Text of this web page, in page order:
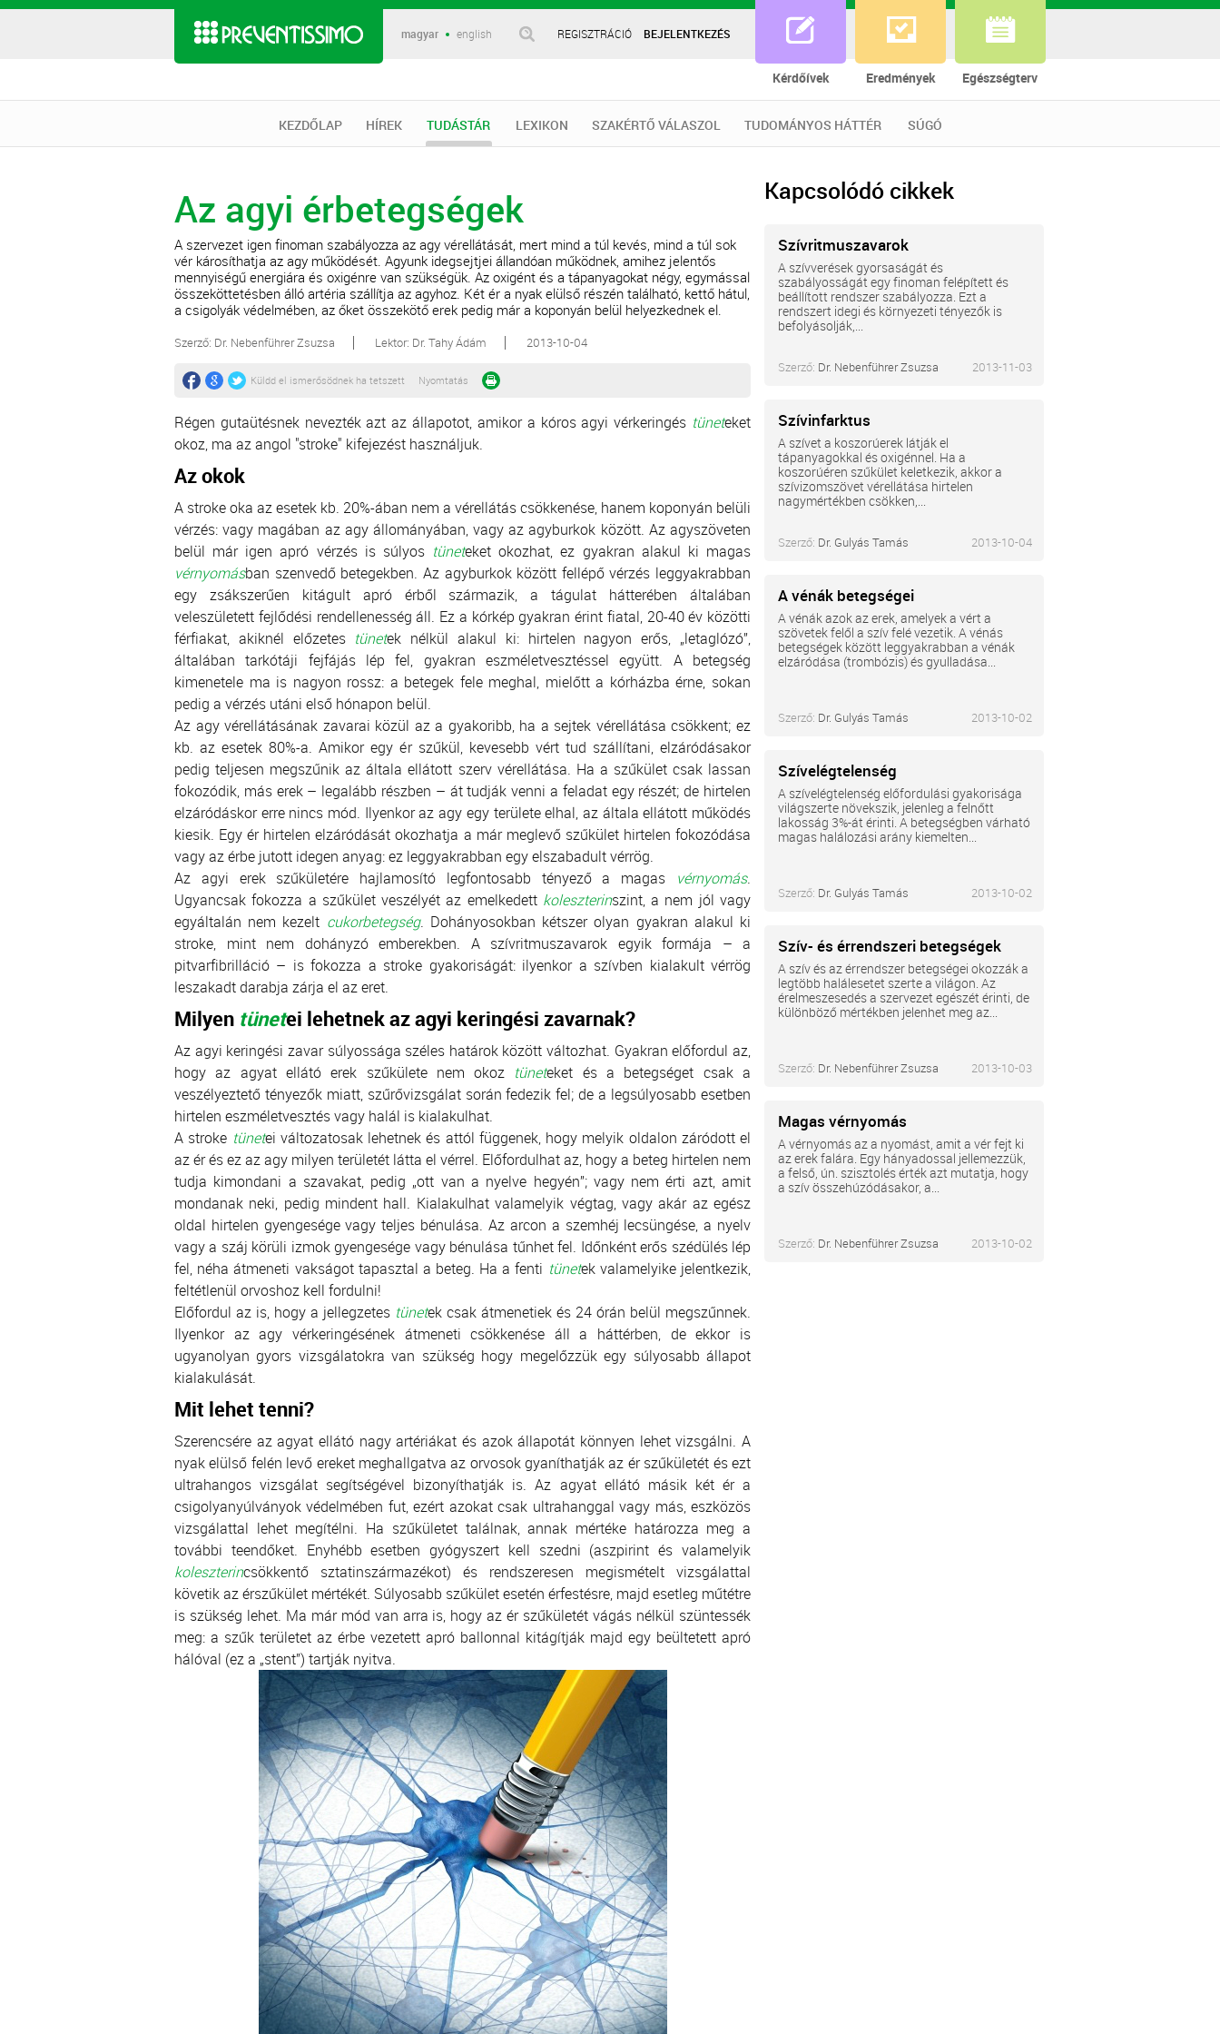
magyar english REGISZTRÁCIÓ BEJELENTKEZÉS
Kérdőívek Eredmények Egészségterv
KEZDŐLAP HÍREK TUDÁSTÁR LEXIKON SZAKÉRTŐ VÁLASZOL TUDOMÁNYOS HÁTTÉR SÚGÓ
Az agyi érbetegségek
A szervezet igen finoman szabályozza az agy vérellátását, mert mind a túl kevés, mind a túl sok
vér károsíthatja az agy működését. Agyunk idegsejtjei állandóan működnek, amihez jelentős
mennyiségű energiára és oxigénre van szükségük. Az oxigént és a tápanyagokat négy, egymással
összeköttetésben álló artéria szállítja az agyhoz. Két ér a nyak elülső részén található, kettő hátul,
a csigolyák védelmében, az őket összekötő erek pedig már a koponyán belül helyezkednek el.
Szerző: Dr. Nebenführer Zsuzsa Lektor: Dr. Tahy Ádám 2013-10-04
Küldd el ismerősödnek ha tetszett Nyomtatás
Régen gutaütésnek nevezték azt az állapotot, amikor a kóros agyi vérkeringés tüneteket
okoz, ma az angol "stroke" kifejezést használjuk.
Az okok
A stroke oka az esetek kb. 20%-ában nem a vérellátás csökkenése, hanem koponyán belüli
vérzés: vagy magában az agy állományában, vagy az agyburkok között. Az agyszöveten
belül már igen apró vérzés is súlyos tüneteket okozhat, ez gyakran alakul ki magas
vérnyomásban szenvedő betegekben. Az agyburkok között fellépő vérzés leggyakrabban
egy zsákszerűen kitágult apró érből származik, a tágulat hátterében általában
veleszületett fejlődési rendellenesség áll. Ez a kórkép gyakran érint fiatal, 20-40 év közötti
férfiakat, akiknél előzetes tünetek nélkül alakul ki: hirtelen nagyon erős, „letaglózó”,
általában tarkótáji fejfájás lép fel, gyakran eszméletvesztéssel együtt. A betegség
kimenetele ma is nagyon rossz: a betegek fele meghal, mielőtt a kórházba érne, sokan
pedig a vérzés utáni első hónapon belül.
Az agy vérellátásának zavarai közül az a gyakoribb, ha a sejtek vérellátása csökkent; ez
kb. az esetek 80%-a. Amikor egy ér szűkül, kevesebb vért tud szállítani, elzáródásakor
pedig teljesen megszűnik az általa ellátott szerv vérellátása. Ha a szűkület csak lassan
fokozódik, más erek – legalább részben – át tudják venni a feladat egy részét; de hirtelen
elzáródáskor erre nincs mód. Ilyenkor az agy egy területe elhal, az általa ellátott működés
kiesik. Egy ér hirtelen elzáródását okozhatja a már meglevő szűkület hirtelen fokozódása
vagy az érbe jutott idegen anyag: ez leggyakrabban egy elszabadult vérrög.
Az agyi erek szűkületére hajlamosító legfontosabb tényező a magas vérnyomás.
Ugyancsak fokozza a szűkület veszélyét az emelkedett koleszterinszint, a nem jól vagy
egyáltalán nem kezelt cukorbetegség. Dohányosokban kétszer olyan gyakran alakul ki
stroke, mint nem dohányzó emberekben. A szívritmuszavarok egyik formája – a
pitvarfibrilláció – is fokozza a stroke gyakoriságát: ilyenkor a szívben kialakult vérrög
leszakadt darabja zárja el az eret.
Milyen tünetei lehetnek az agyi keringési zavarnak?
Az agyi keringési zavar súlyossága széles határok között változhat. Gyakran előfordul az,
hogy az agyat ellátó erek szűkülete nem okoz tüneteket és a betegséget csak a
veszélyeztető tényezők miatt, szűrővizsgálat során fedezik fel; de a legsúlyosabb esetben
hirtelen eszméletvesztés vagy halál is kialakulhat.
A stroke tünetei változatosak lehetnek és attól függenek, hogy melyik oldalon záródott el
az ér és ez az agy milyen területét látta el vérrel. Előfordulhat az, hogy a beteg hirtelen nem
tudja kimondani a szavakat, pedig „ott van a nyelve hegyén”; vagy nem érti azt, amit
mondanak neki, pedig mindent hall. Kialakulhat valamelyik végtag, vagy akár az egész
oldal hirtelen gyengesége vagy teljes bénulása. Az arcon a szemhéj lecsüngése, a nyelv
vagy a száj körüli izmok gyengesége vagy bénulása tűnhet fel. Időnként erős szédülés lép
fel, néha átmeneti vakságot tapasztal a beteg. Ha a fenti tünetek valamelyike jelentkezik,
feltétlenül orvoshoz kell fordulni!
Előfordul az is, hogy a jellegzetes tünetek csak átmenetiek és 24 órán belül megszűnnek.
Ilyenkor az agy vérkeringésének átmeneti csökkenése áll a háttérben, de ekkor is
ugyanolyan gyors vizsgálatokra van szükség hogy megelőzzük egy súlyosabb állapot
kialakulását.
Mit lehet tenni?
Szerencsére az agyat ellátó nagy artériákat és azok állapotát könnyen lehet vizsgálni. A
nyak elülső felén levő ereket meghallgatva az orvosok gyaníthatják az ér szűkületét és ezt
ultrahangos vizsgálat segítségével bizonyíthatják is. Az agyat ellátó másik két ér a
csigolyanyúlványok védelmében fut, ezért azokat csak ultrahanggal vagy más, eszközös
vizsgálattal lehet megítélni. Ha szűkületet találnak, annak mértéke határozza meg a
további teendőket. Enyhébb esetben gyógyszert kell szedni (aszpirint és valamelyik
koleszterincsökkentő sztatinszármazékot) és rendszeresen megismételt vizsgálattal
követik az érszűkület mértékét. Súlyosabb szűkület esetén érfestésre, majd esetleg műtétre
is szükség lehet. Ma már mód van arra is, hogy az ér szűkületét vágás nélkül szüntessék
meg: a szűk területet az érbe vezetett apró ballonnal kitágítják majd egy beültetett apró
hálóval (ez a „stent”) tartják nyitva.
Kapcsolódó cikkek
Szívritmuszavarok
A szívverések gyorsaságát és
szabályosságát egy finoman felépített és
beállított rendszer szabályozza. Ezt a
rendszert idegi és környezeti tényezők is
befolyásolják,...
Szerző: Dr. Nebenführer Zsuzsa 2013-11-03
Szívinfarktus
A szívet a koszorúerek látják el
tápanyagokkal és oxigénnel. Ha a
koszorúéren szűkület keletkezik, akkor a
szívizomszövet vérellátása hirtelen
nagymértékben csökken,...
Szerző: Dr. Gulyás Tamás 2013-10-04
A vénák betegségei
A vénák azok az erek, amelyek a vért a
szövetek felől a szív felé vezetik. A vénás
betegségek között leggyakrabban a vénák
elzáródása (trombózis) és gyulladása...
Szerző: Dr. Gulyás Tamás 2013-10-02
Szívelégtelenség
A szívelégtelenség előfordulási gyakorisága
világszerte növekszik, jelenleg a felnőtt
lakosság 3%-át érinti. A betegségben várható
magas halálozási arány kiemelten...
Szerző: Dr. Gulyás Tamás 2013-10-02
Szív- és érrendszeri betegségek
A szív és az érrendszer betegségei okozzák a
legtöbb halálesetet szerte a világon. Az
érelmeszesedés a szervezet egészét érinti, de
különböző mértékben jelenhet meg az...
Szerző: Dr. Nebenführer Zsuzsa 2013-10-03
Magas vérnyomás
A vérnyomás az a nyomást, amit a vér fejt ki
az erek falára. Egy hányadossal jellemezzük,
a felső, ún. szisztolés érték azt mutatja, hogy
a szív összehúzódásakor, a...
Szerző: Dr. Nebenführer Zsuzsa 2013-10-02